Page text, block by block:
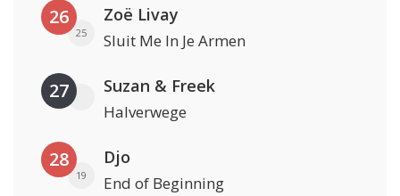
26
25
Zoë Livay
Sluit Me In Je Armen
27 Suzan & Freek
Halverwege
28
19
Djo
End of Beginning